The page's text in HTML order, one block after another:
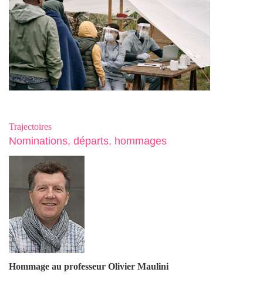
Trajectoires
Nominations, départs, hommages
Hommage au professeur Olivier Maulini